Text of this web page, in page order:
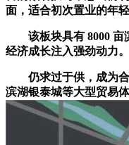
面，适合初次置业的年
该板块具有 8000 亩滨
经济成长注入强劲动力
仍求过于供，成为合
滨湖银泰城等大型贸易